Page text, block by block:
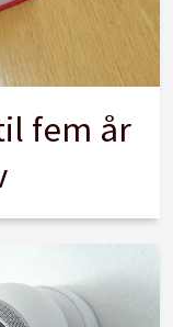
fem år